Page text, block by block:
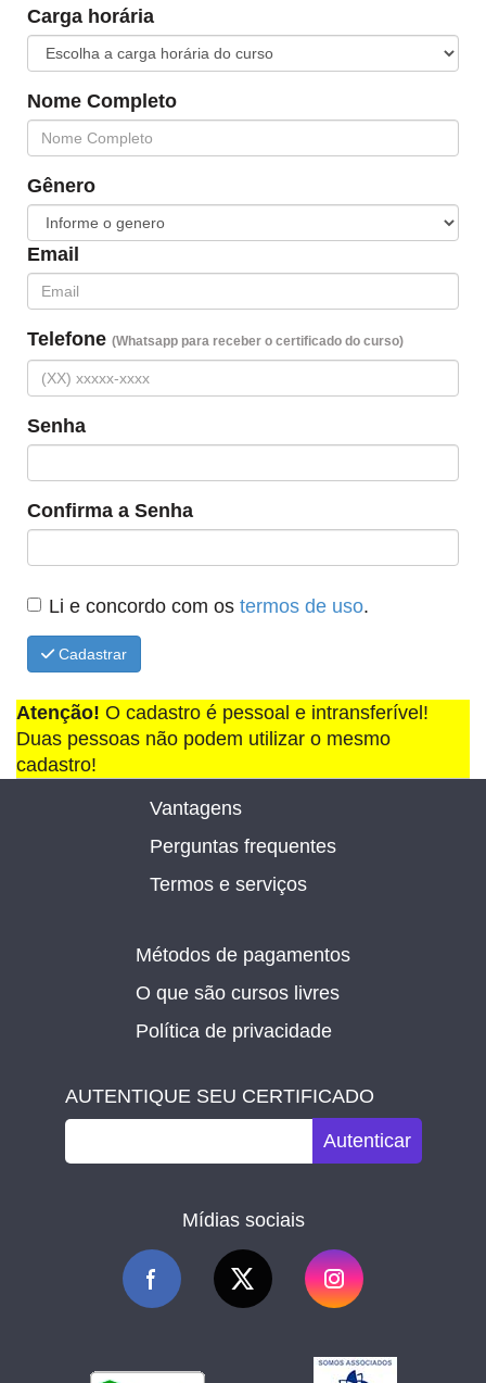
Carga horária
Nome Completo
Gênero
Email
Telefone (Whatsapp para receber o certificado do curso)
Senha
Confirma a Senha
Li e concordo com os termos de uso.
Cadastrar
Atenção! O cadastro é pessoal e intransferível!
Duas pessoas não podem utilizar o mesmo
cadastro!
Vantagens
Perguntas frequentes
Termos e serviços
Métodos de pagamentos
O que são cursos livres
Política de privacidade
AUTENTIQUE SEU CERTIFICADO
Autenticar
Mídias sociais